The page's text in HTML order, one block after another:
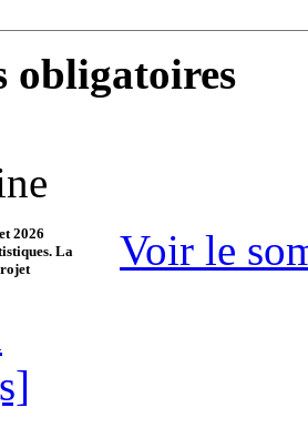
obligatoires
2026
La
Voir le